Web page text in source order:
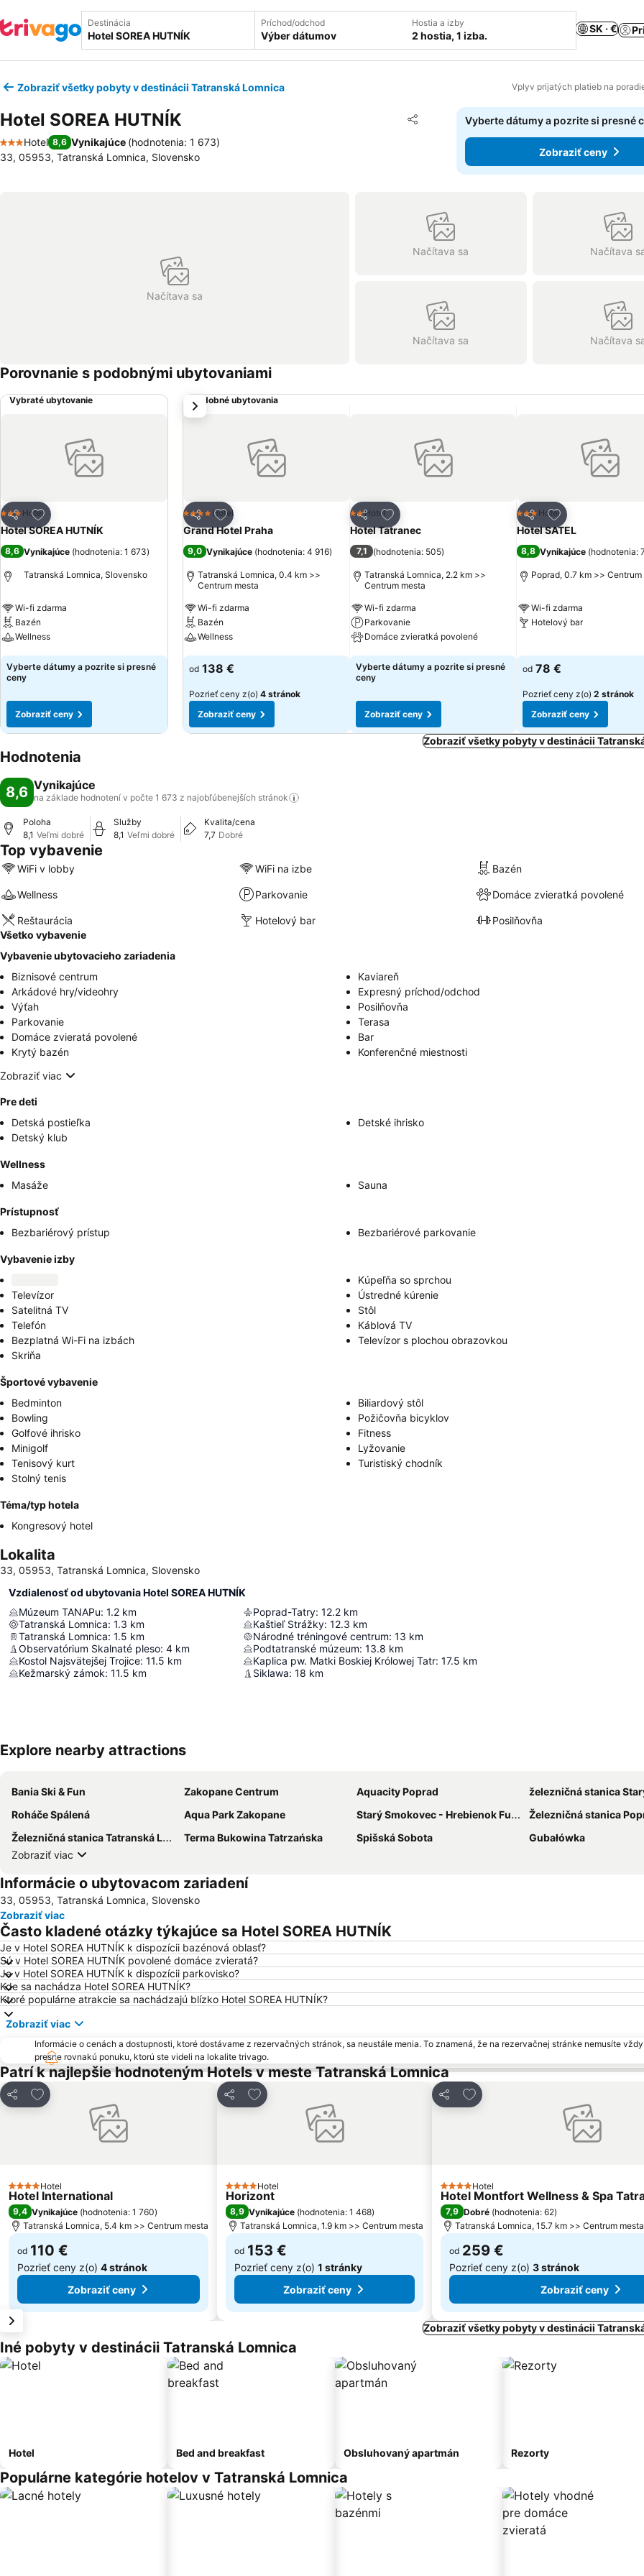
Destinácia Príchod/odchod
Výber dátumov
Hostia a izby
2 hostia, 1 izba.
SK · €
Zobraziť všetky pobyty v destinácii Tatranská Lomnica Vplyv prijatých platieb na
Hotel SOREA HUTNÍK Zdieľať
Pridať do obľúbených
3 Počet hviezdičiek
Hotel 8,6 Vynikajúce (hodnotenia: 1 673)
33, 05953, Tatranská Lomnica, Slovensko
Vyberte dátumy a pozrite si presné
Zobraziť ceny
Načítava sa
Načítava sa Načítava
Načítava sa Načítava
Porovnanie s podobnými ubytovaniami
Vybraté ubytovanie
Zdieľať
Pridať do obľúbených
3 Počet hviezdičiek
Hotel
Hotel SOREA HUTNÍK
8,6 Vynikajúce (hodnotenia: 1 673)
Tatranská Lomnica, Slovensko
Wi-fi zdarma
Bazén
Wellness
Zobraziť ceny
Vyberte dátumy a pozrite si presné
ceny
Zobraziť ceny
Podobné ubytovania
Zdieľať
Pridať do obľúbených
4 Počet hviezdičiek
Hotel
Grand Hotel Praha
9,0 Vynikajúce (hodnotenia: 4 916)
Tatranská Lomnica, 0.4 km >>
Centrum mesta
Wi-fi zdarma
Bazén
Wellness
Zobraziť ceny
od 138 €
Pozrieť ceny z(o) 4 stránok
Zobraziť ceny
Zdieľať
Pridať do obľúbených
2 Počet hviezdičiek
Hotel
Hotel Tatranec
7,1 (hodnotenia: 505)
Tatranská Lomnica, 2.2 km >>
Centrum mesta
Wi-fi zdarma
Parkovanie
Domáce zvieratká povolené
Zobraziť ceny
Vyberte dátumy a pozrite si presné
ceny
Zobraziť ceny
Zdieľať
Pridať do
3 Počet hviezdičiek
Hotel
Hotel SATEL
8,8 Vynikajúce (hodnotenia:
Poprad, 0.7 km >> Centrum
Wi-fi zdarma
Hotelový bar
od 78 €
Pozrieť ceny z(o) 2 stránok
Zobraziť ceny
next
Zobraziť všetky pobyty v destinácii
Hodnotenia
8,6 Vynikajúce
na základe hodnotení v počte 1 673 z najobľúbenejších stránok
Poloha
8,1 Veľmi dobré
Služby
8,1 Veľmi dobré
Kvalita/cena
7,7 Dobré
Top vybavenie
WiFi v lobby WiFi na izbe Bazén
Wellness Parkovanie Domáce zvieratká povolené
Reštaurácia Hotelový bar
Posilňovňa
Všetko vybavenie
Vybavenie ubytovacieho zariadenia
Biznisové centrum
Kaviareň
Arkádové hry/videohry
Expresný príchod/odchod
Výťah
Posilňovňa
Parkovanie
Terasa
Domáce zvieratá povolené
Bar
Krytý bazén
Konferenčné miestnosti
Zobraziť viac
Pre deti
Detská postieľka
Detské ihrisko
Detský klub
Wellness
Masáže
Sauna
Prístupnosť
Bezbariérový prístup
Bezbariérové parkovanie
Vybavenie izby
Kúpeľňa so sprchou
Televízor
Ústredné kúrenie
Satelitná TV
Stôl
Telefón
Káblová TV
Bezplatná Wi-Fi na izbách
Televízor s plochou obrazovkou
Skriňa
Športové vybavenie
Bedminton
Biliardový stôl
Bowling
Požičovňa bicyklov
Golfové ihrisko
Fitness
Minigolf
Lyžovanie
Tenisový kurt
Turistiský chodník
Stolný tenis
Téma/typ hotela
Kongresový hotel
Lokalita
33, 05953, Tatranská Lomnica, Slovensko
Vzdialenosť od ubytovania Hotel SOREA HUTNÍK
Múzeum TANAPu: 1.2 km
Tatranská Lomnica: 1.3 km
Tatranská Lomnica: 1.5 km
Observatórium Skalnaté pleso: 4 km
Kostol Najsvätejšej Trojice: 11.5 km
Kežmarský zámok: 11.5 km
Poprad-Tatry: 12.2 km
Kaštieľ Strážky: 12.3 km
Národné tréningové centrum: 13 km
Podtatranské múzeum: 13.8 km
Kaplica pw. Matki Boskiej Królowej Tatr: 17.5 km
Siklawa: 18 km
Explore nearby attractions
Bania Ski & Fun Zakopane Centrum Aquacity Poprad
železničná stanica Starý
Roháče Spálená
Aqua Park Zakopane Starý Smokovec - Hrebienok Funicular
Železničná stanica
Železničná stanica Tatranská Lomnica
Terma Bukowina Tatrzańska Spišská Sobota
Gubałówka
Zobraziť viac
Informácie o ubytovacom zariadení
33, 05953, Tatranská Lomnica, Slovensko
Zobraziť viac
Často kladené otázky týkajúce sa Hotel SOREA HUTNÍK
Je v Hotel SOREA HUTNÍK k dispozícii bazénová oblasť?
Sú v Hotel SOREA HUTNÍK povolené domáce zvieratá?
Je v Hotel SOREA HUTNÍK k dispozícii parkovisko?
Kde sa nachádza Hotel SOREA HUTNÍK?
Ktoré populárne atrakcie sa nachádzajú blízko Hotel SOREA HUTNÍK?
Zobraziť viac
Informácie o cenách a dostupnosti, ktoré dostávame z rezervačných stránok, sa neustále menia. To znamená, že na rezervačnej stránke nemusíte
presne rovnakú ponuku, ktorú ste videli na lokalite trivago.
Patrí k najlepšie hodnoteným Hotels v meste Tatranská Lomnica
Zdieľať
Pridať do obľúbených
4 Počet hviezdičiek
Hotel
Hotel International
9,4 Vynikajúce (hodnotenia: 1 760)
Tatranská Lomnica, 5.4 km >> Centrum mesta
od 110 €
Pozrieť ceny z(o) 4 stránok
Zobraziť ceny
Zdieľať
Pridať do obľúbených
4 Počet hviezdičiek
Hotel
Horizont
8,9 Vynikajúce (hodnotenia: 1 468)
Tatranská Lomnica, 1.9 km >> Centrum mesta
od 153 €
Pozrieť ceny z(o) 1 stránky
Zobraziť ceny
Zdieľať
Pridať do obľúbených
4 Počet hviezdičiek
Hotel
Hotel Montfort Wellness & Spa
7,9 Dobré (hodnotenia: 62)
Tatranská Lomnica, 15.7 km >> Centrum mesta
od 259 €
Pozrieť ceny z(o) 3 stránok
Zobraziť ceny
Zobraziť všetky pobyty v destinácii
Iné pobyty v destinácii Tatranská Lomnica
Hotel Bed and breakfast Obsluhovaný apartmán Rezorty
Populárne kategórie hotelov v Tatranská Lomnica